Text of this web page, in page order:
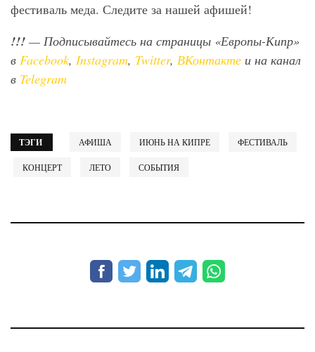
фестиваль меда. Следите за нашей афишей!
!!! — Подписывайтесь на страницы «Европы-Кипр»
в Facebook, Instagram, Twitter, ВКонтакте и на канал
в Telegram
ТЭГИ АФИША ИЮНЬ НА КИПРЕ ФЕСТИВАЛЬ
КОНЦЕРТ ЛЕТО СОБЫТИЯ